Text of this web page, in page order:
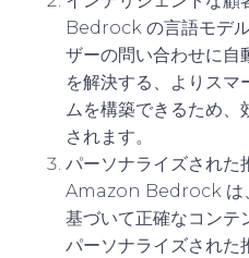
Bedrock の言語モデ
ザーの問い合わせに自
を解決する、よりスマ
ムを構築できるため、
されます。
パーソナライズされた
Amazon Bedrock は
基づいて正確なコンテ
パーソナライズされた